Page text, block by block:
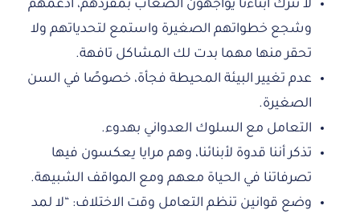
لا نترك أبناءنا يواجهون الصعاب بمفردهم، ادعمهم
وشجع خطواتهم الصغيرة واستمع لتحدياتهم ولا
تحقر منها مهما بدت لك المشاكل تافهة.
عدم تغيير البيئة المحيطة فجأة، خصوصًا في السن
الصغيرة.
التعامل مع السلوك العدواني بهدوء.
تذكر أننا قدوة لأبنائنا، وهم مرايا يعكسون فيها
تصرفاتنا في الحياة معهم ومع المواقف الشبيهة.
وضع قوانين تنظم التعامل وقت الاختلاف: “لا لمد